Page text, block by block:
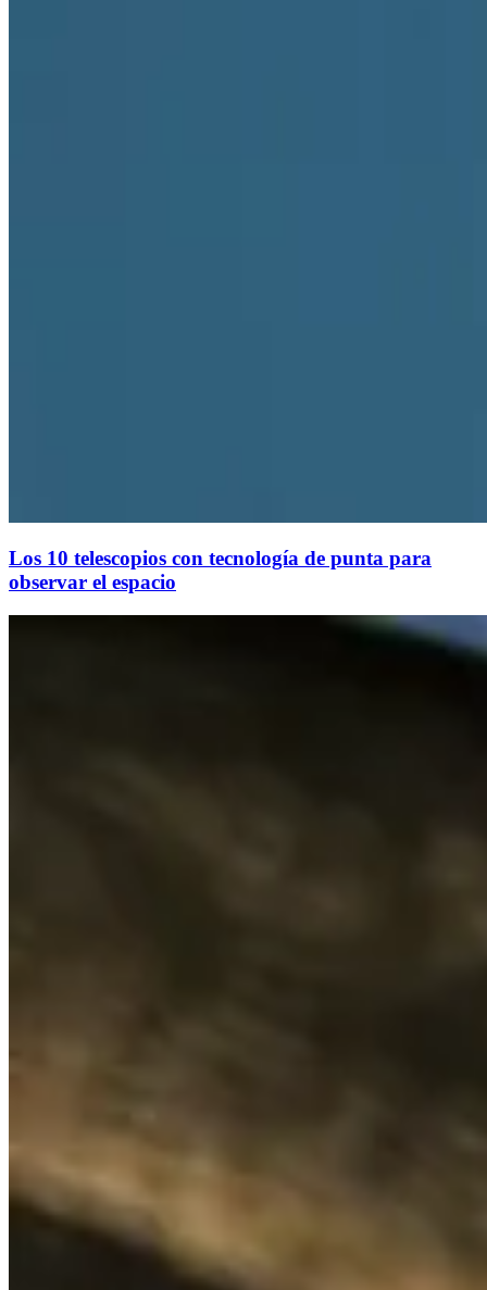
Los 10 telescopios con tecnología de punta para
observar el espacio